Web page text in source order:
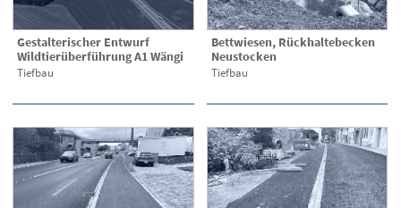
Gestalterischer Entwurf
Wildtierüberführung A1 Wängi
Tiefbau
Bettwiesen, Rückhaltebecken
Neustocken
Tiefbau